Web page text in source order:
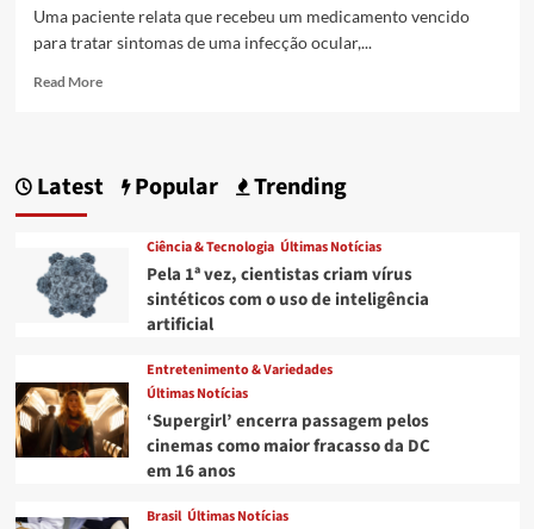
Uma paciente relata que recebeu um medicamento vencido
para tratar sintomas de uma infecção ocular,...
Read MoreRead
que
para
infecção
mutirão
oftalmológico
em
Campina
Grande
Latest Popular Trending
Ciência & Tecnologia Últimas Notícias
Pela 1ª vez, cientistas criam vírus
sintéticos com o uso de inteligência
artificial
Entretenimento & Variedades
Últimas Notícias
‘Supergirl’ encerra passagem pelos
cinemas como maior fracasso da DC
em 16 anos
Brasil Últimas Notícias